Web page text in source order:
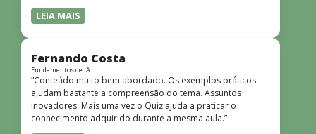
LEIA MAIS
Fernando Costa
Fundamentos de IA
“Conteúdo muito bem abordado. Os exemplos práticos
ajudam bastante a compreensão do tema. Assuntos
inovadores. Mais uma vez o Quiz ajuda a praticar o
conhecimento adquirido durante a mesma aula.”